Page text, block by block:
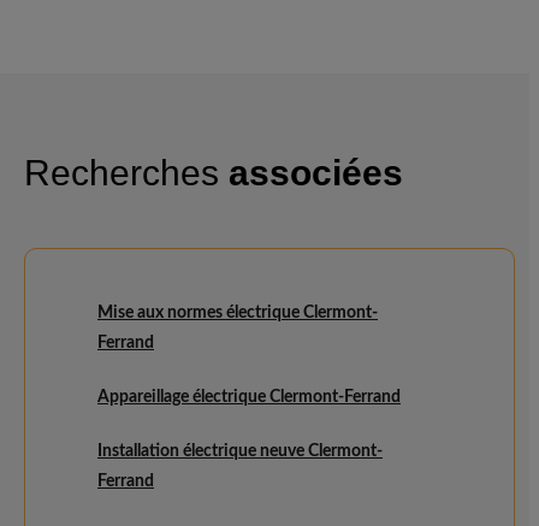
Recherches associées
Mise aux normes électrique Clermont-
Ferrand
Appareillage électrique Clermont-Ferrand
Installation électrique neuve Clermont-
Ferrand